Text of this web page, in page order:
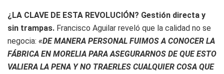
¿LA CLAVE DE ESTA REVOLUCIÓN? Gestión directa y
sin trampas. Francisco Aguilar reveló que la calidad no se
negocia: «DE MANERA PERSONAL FUIMOS A CONOCER LA
FÁBRICA EN MORELIA PARA ASEGURARNOS DE QUE ESTO
VALIERA LA PENA Y NO TRAERLES CUALQUIER COSA QUE